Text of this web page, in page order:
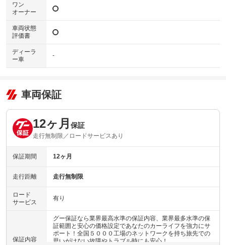
ワン
オーナー
車両状態
評価書
ディーラ
ー車
-
車両保証
12ヶ月 保証
走行無制限／ロードサービスあり
保証期間 12ヶ月
走行距離 走行無制限
ロード
サービス
有り
保証内容
グー保証なら業界最高水準の保証内容、業界最多水準の保
証範囲と安心の価格設定であなたのカーライフを強力にサ
ポート！全国５０００工場のネットワークを持ち旅先での
思いがけない故障やトラブル時にも安心！